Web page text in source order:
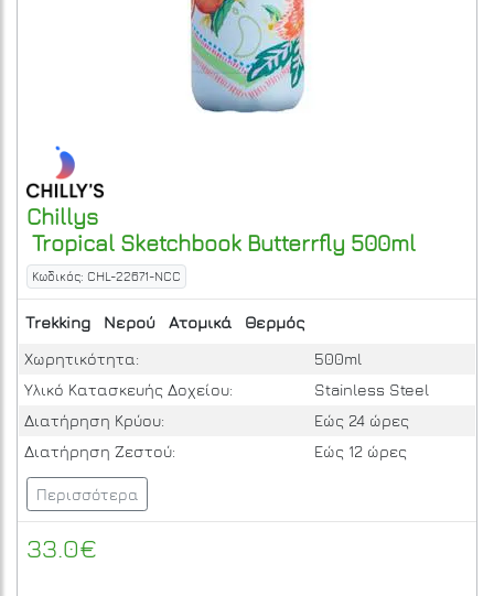
Chillys
Tropical Sketchbook Butterrfly 500ml
Κωδικός: CHL-22671-NCC
Trekking Νερού Ατομικά
Θερμός
Χωρητικότητα:
500ml
Υλικό Κατασκευής Δοχείου:
Stainless Steel
Διατήρηση Κρύου:
Εώς 24 ώρες
Διατήρηση Ζεστού:
Εώς 12 ώρες
Περισσότερα
33.0€